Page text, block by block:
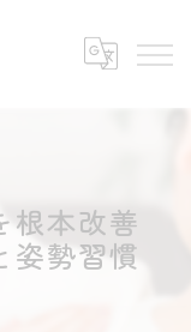
根本改善
姿勢習慣